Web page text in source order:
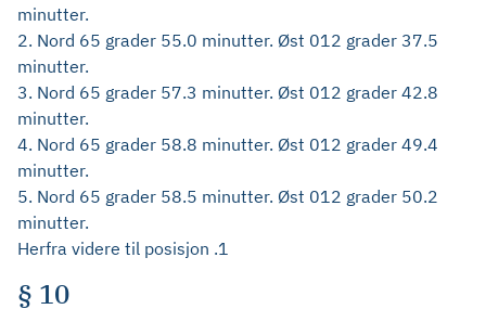
minutter.
2. Nord 65 grader 55.0 minutter. Øst 012 grader 37.5
minutter.
3. Nord 65 grader 57.3 minutter. Øst 012 grader 42.8
minutter.
4. Nord 65 grader 58.8 minutter. Øst 012 grader 49.4
minutter.
5. Nord 65 grader 58.5 minutter. Øst 012 grader 50.2
minutter.
Herfra videre til posisjon .1
§ 10